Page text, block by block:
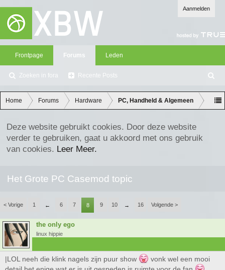
Aanmelden
Frontpage Forums
Zoeken in fora Recente Posts
Leden
oe
ke
n
Home Forums Hardware PC, Handheld & Algemeen
Deze website gebruikt cookies. Door deze website
verder te gebruiken, gaat u akkoord met ons gebruik
van cookies. Leer Meer.
Het Grote PC Casemod topic
< Vorige 1 ← 6 7 8 9 10 → 16 Volgende >
the only ego
linux hippie
|LOL neeh die klink nagels zijn puur show
vonk wel een mooi